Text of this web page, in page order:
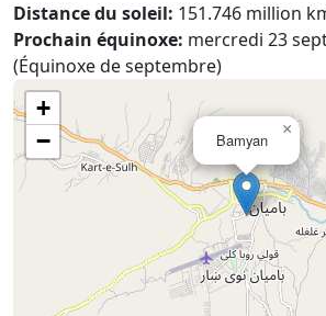
Distance du soleil: 151.746 million
Prochain équinoxe: mercredi 23
(Équinoxe de septembre)
Bamyan
×
+
−